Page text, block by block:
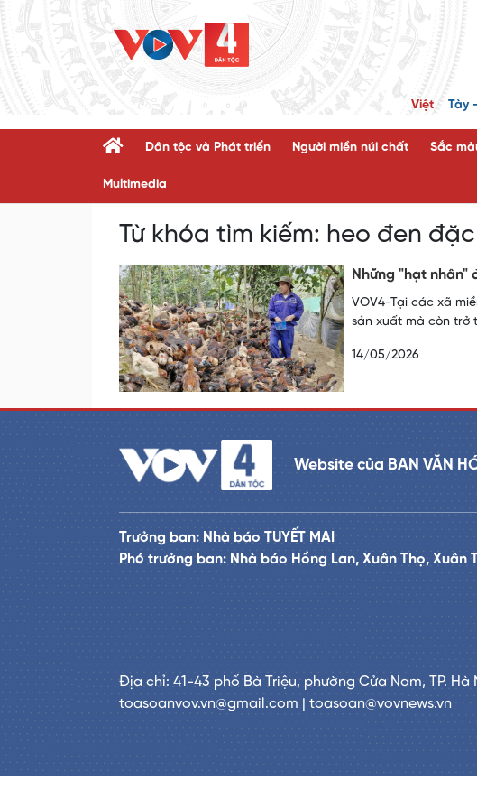
Việt Tày
Dân tộc và Phát triển Người miền núi chất Sắc
Multimedia
Từ khóa tìm kiếm: heo đen
Những "hạt
VOV4-Tại các xã
sản xuất mà còn trở
14/05/2026
Website của BAN VĂN
Trưởng ban: Nhà báo TUYẾT MAI
Phó trưởng ban: Nhà báo Hồng Lan, Xuân Thọ, Xuân
Địa chỉ: 41-43 phố Bà Triệu, phường Cửa Nam, TP. Hà
toasoanvov.vn@gmail.com | toasoan@vovnews.vn